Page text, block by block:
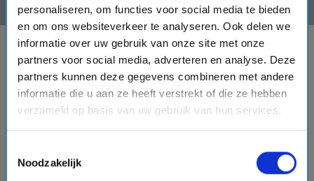
personaliseren, om functies voor social media te bieden
en om ons websiteverkeer te analyseren. Ook delen we
informatie over uw gebruik van onze site met onze
partners voor social media, adverteren en analyse. Deze
partners kunnen deze gegevens combineren met andere
informatie die u aan ze heeft verstrekt of die ze hebben
verzameld op basis van uw gebruik van hun services.
Noodzakelijk
BESTEMMINGEN
VERTREKHAVENS
REDERIJEN
OVER CRUISEONLINE.COM